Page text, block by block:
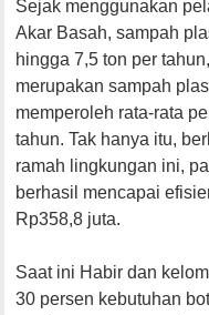
Sejak menggunakan
Akar Basah, sampah
hingga 7,5 ton per
merupakan sampah
memperoleh rata-rata
tahun. Tak hanya itu,
ramah lingkungan ini,
berhasil mencapai
Rp358,8 juta.
Saat ini Habir dan
30 persen kebutuhan